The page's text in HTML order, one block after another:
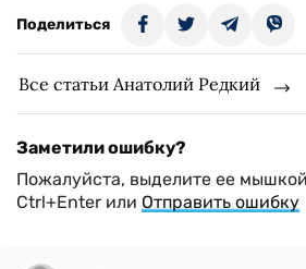
Поделиться
Все статьи Анатолий Редкий
Заметили ошибку?
Пожалуйста, выделите ее
Ctrl+Enter или Отправить ошибку